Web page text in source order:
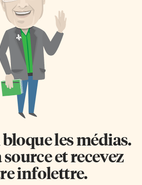
les médias.
et recevez
infolettre.